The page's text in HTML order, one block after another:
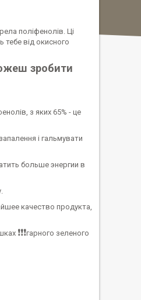
поліфенолів. Ці
тебе від окисного
зробити
з яких 65% - це
і гальмувати
больше энергии в
качество продукта,
❗️❗️❗️гарного зеленого